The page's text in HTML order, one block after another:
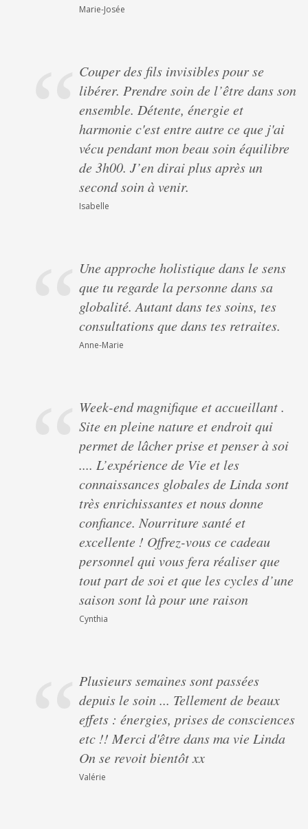
Marie-Josée
Couper des fils invisibles pour se
libérer. Prendre soin de l’être dans son
ensemble. Détente, énergie et
harmonie c'est entre autre ce que j'ai
vécu pendant mon beau soin équilibre
de 3h00. J’en dirai plus après un
second soin à venir.
Isabelle
Une approche holistique dans le sens
que tu regarde la personne dans sa
globalité. Autant dans tes soins, tes
consultations que dans tes retraites.
Anne-Marie
Week-end magnifique et accueillant .
Site en pleine nature et endroit qui
permet de lâcher prise et penser à soi
.... L’expérience de Vie et les
connaissances globales de Linda sont
très enrichissantes et nous donne
confiance. Nourriture santé et
excellente ! Offrez-vous ce cadeau
personnel qui vous fera réaliser que
tout part de soi et que les cycles d’une
saison sont là pour une raison
Cynthia
Plusieurs semaines sont passées
depuis le soin ... Tellement de beaux
effets : énergies, prises de consciences
etc !! Merci d'être dans ma vie Linda
On se revoit bientôt xx
Valérie